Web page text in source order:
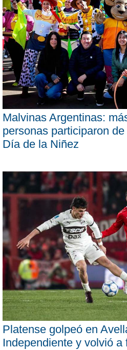
Malvinas Argentinas:
personas participaron
Día de la Niñez
Platense golpeó en
Independiente y volvió a